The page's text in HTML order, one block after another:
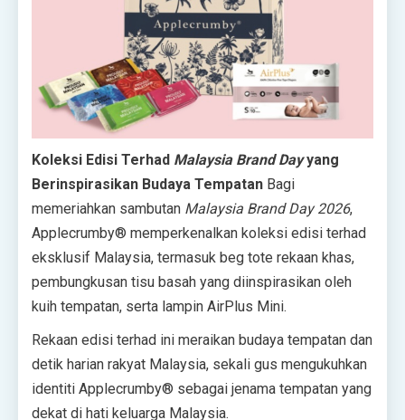
Koleksi Edisi Terhad Malaysia Brand Dayyang
Berinspirasikan Budaya Tempatan Bagi
memeriahkan sambutan Malaysia Brand Day 2026,
Applecrumby® memperkenalkan koleksi edisi terhad
eksklusif Malaysia, termasuk beg tote rekaan khas,
pembungkusan tisu basah yang diinspirasikan oleh
kuih tempatan, serta lampin AirPlus Mini.
Rekaan edisi terhad ini meraikan budaya tempatan dan
detik harian rakyat Malaysia, sekali gus mengukuhkan
identiti Applecrumby® sebagai jenama tempatan yang
dekat di hati keluarga Malaysia.